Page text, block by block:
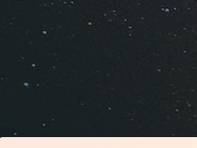
Как встретить Новый
что советуют туристы в